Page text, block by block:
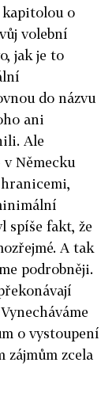
o
volební
jak je to
do názvu
ani
Ale
Německu
spíše fakt, že
A tak
podrobněji.
o vystoupení
zájmům zcela